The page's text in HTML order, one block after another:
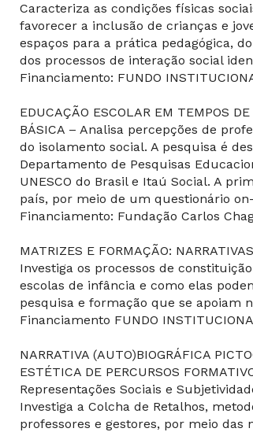
Caracteriza as condições físicas
favorecer a inclusão de crianças e
espaços para a prática pedagógica,
dos processos de interação social
Financiamento: FUNDO
EDUCAÇÃO ESCOLAR EM TEMPOS
BÁSICA – Analisa percepções de
do isolamento social. A pesquisa é
Departamento de Pesquisas
UNESCO do Brasil e Itaú Social. A
país, por meio de um questionário
Financiamento: Fundação Carlos
MATRIZES E FORMAÇÃO:
Investiga os processos de
escolas de infância e como elas
pesquisa e formação que se apoiam
Financiamento FUNDO
NARRATIVA (AUTO)BIOGRÁFICA
ESTÉTICA DE PERCURSOS
Representações Sociais e
Investiga a Colcha de Retalhos,
professores e gestores, por meio